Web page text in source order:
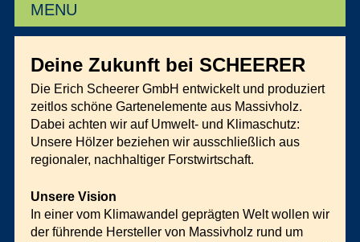
MENU
Deine Zukunft bei SCHEERER
Die Erich Scheerer GmbH entwickelt und produziert
zeitlos schöne Gartenelemente aus Massivholz.
Dabei achten wir auf Umwelt- und Klimaschutz:
Unsere Hölzer beziehen wir ausschließlich aus
regionaler, nachhaltiger Forstwirtschaft.
Unsere Vision
In einer vom Klimawandel geprägten Welt wollen wir
der führende Hersteller von Massivholz rund um